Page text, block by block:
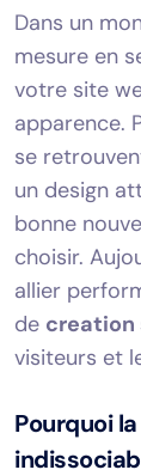
Dans un
mesure en
votre site
apparence.
se
un design
bonne
choisir.
allier
de creation
visiteurs et
Pourquoi